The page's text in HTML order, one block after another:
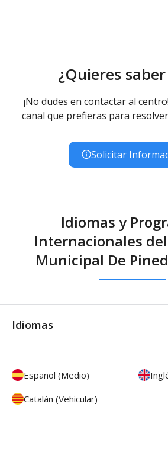
¿Quieres
¡No dudes en contactar al
canal que prefieras para
Solicitar
Idiomas y
Internacionales
Municipal De
Idiomas
Español (Medio)
Catalán (Vehicular)